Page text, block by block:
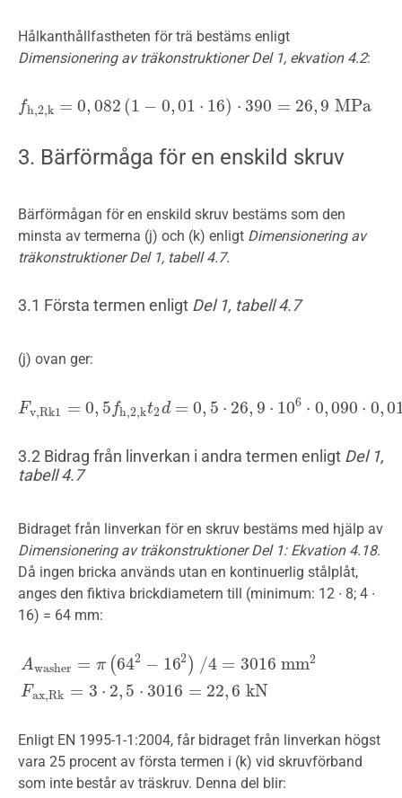
Hålkanthållfastheten för trä bestäms enligt
Dimensionering av träkonstruktioner Del 1, ekvation 4.2:
fh,2,k = 0, 082 (1 − 0,01 ⋅ 16) ⋅ 390 = 26,9 MPa
fh, 2, k= 0,082(1−0 ,01 ⋅16)⋅390 = 26, 9 M Pa
3. Bärförmåga för en enskild skruv
Bärförmågan för en enskild skruv bestäms som den
minsta av termerna (j) och (k) enligt Dimensionering av
träkonstruktioner Del 1, tabell 4.7.
3.1 Första termen enligt Del 1, tabell 4.7
(j) ovan ger:
Fv,Rk1 = 0, 5 fh,2,kt2d = 0, 5 ⋅ 26, 9 ⋅ 106 ⋅ 0,090 ⋅ 0,
Fv,Rk1 0,5fh 2 kt2d=0,5⋅ 26 9⋅10 6 ⋅0,090 ⋅0,016 = 19 ,3kN
3.2 Bidrag från linverkan i andra termen enligt Del 1,
tabell 4.7
Bidraget från linverkan för en skruv bestäms med hjälp av
Dimensionering av träkonstruktioner Del 1: Ekvation 4.18.
Då ingen bricka används utan en kontinuerlig stålplåt,
anges den fiktiva brickdiametern till (minimum: 12 ∙ 8; 4 ∙
16) = 64 mm:
Awasher = π (642 − 162 ) /4 = 3016 mm2
Fax,Rk = 3 ⋅ 2, 5 ⋅ 3016 = 22,6 kN
washer 2 3016
Enligt EN 1995-1-1:2004, får bidraget från linverkan högst
vara 25 procent av första termen i (k) vid skruvförband
som inte består av träskruv. Denna del blir: